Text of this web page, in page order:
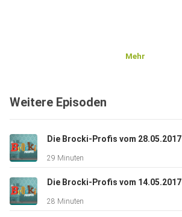
Mehr
Weitere Episoden
Die Brocki-Profis vom 28.05.2017
29 Minuten
Die Brocki-Profis vom 14.05.2017
28 Minuten